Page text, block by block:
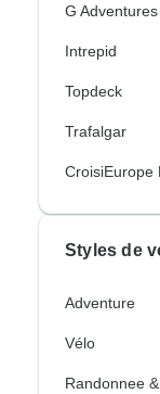
G Adventures
Intrepid
Topdeck
Trafalgar
CroisiEurope
Styles de
Adventure
Vélo
Randonnee